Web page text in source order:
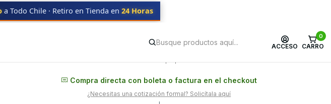
ACCESO
0
CARRO
a Todo Chile · Retiro en Tienda en 24 Horas
| Accesorio 3D
Compra directa con boleta o factura en el checkout
¿Necesitas una cotización formal? Solicítala aquí